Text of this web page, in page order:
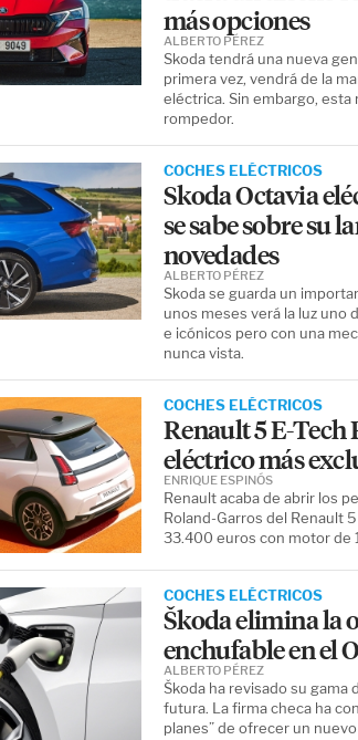
más opciones
Skoda tendrá una nueva
primera vez, vendrá de la
eléctrica. Sin embargo,
rompedor.
ALBERTO PÉREZ
COCHES ELÉCTRICOS
Skoda Octavia
se sabe sobre su
novedades
Skoda se guarda un
unos meses verá la luz uno
e icónicos pero con una
nunca vista.
ALBERTO PÉREZ
COCHES ELÉCTRICOS
Renault 5 E-Tech
eléctrico más
Renault acaba de abrir los
Roland-Garros del Renault
33.400 euros con motor de
ENRIQUE ESPINÓS
COCHES ELÉCTRICOS
Škoda elimina la
enchufable en el
Škoda ha revisado su gama
futura. La firma checa ha
planes” de ofrecer un
ALBERTO PÉREZ